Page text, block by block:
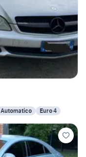
Automatico Euro 4